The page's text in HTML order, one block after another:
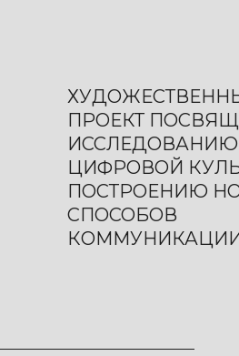
ПРОЕКТ
ИССЛЕДОВАНИЮ
ЦИФРОВОЙ
ПОСТРОЕНИЮ
СПОСОБОВ